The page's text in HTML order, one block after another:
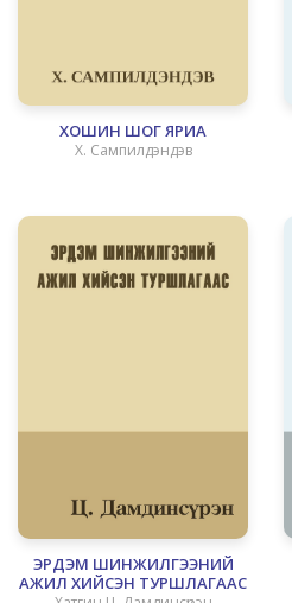
ХОШИН ШОГ ЯРИА
Х. Сампилдэндэв
ЭРДЭМ ШИНЖИЛГЭЭНИЙ
АЖИЛ ХИЙСЭН ТУРШЛАГААС